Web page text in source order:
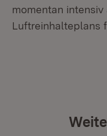
momentan
Luftreinhalteplans